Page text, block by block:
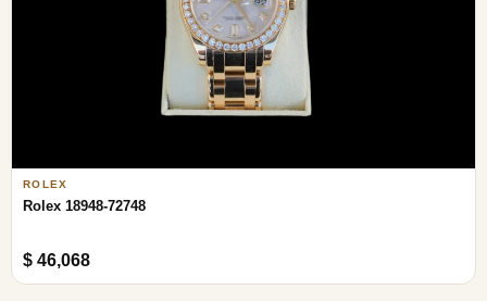
ROLEX
Rolex 18948-72748
$ 46,068